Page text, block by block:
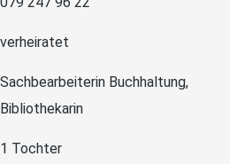
verheiratet
Sachbearbeiterin Buchhaltung,
Bibliothekarin
1 Tochter